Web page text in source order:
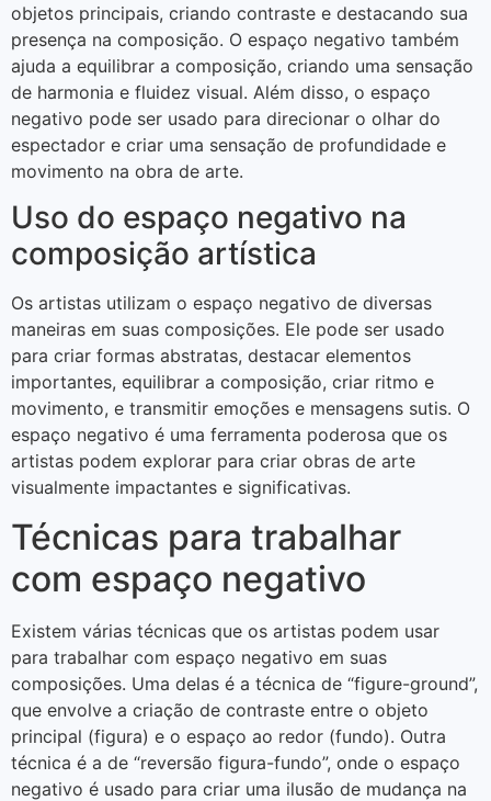
objetos principais, criando contraste e destacando sua
presença na composição. O espaço negativo também
ajuda a equilibrar a composição, criando uma sensação
de harmonia e fluidez visual. Além disso, o espaço
negativo pode ser usado para direcionar o olhar do
espectador e criar uma sensação de profundidade e
movimento na obra de arte.
Uso do espaço negativo na
composição artística
Os artistas utilizam o espaço negativo de diversas
maneiras em suas composições. Ele pode ser usado
para criar formas abstratas, destacar elementos
importantes, equilibrar a composição, criar ritmo e
movimento, e transmitir emoções e mensagens sutis. O
espaço negativo é uma ferramenta poderosa que os
artistas podem explorar para criar obras de arte
visualmente impactantes e significativas.
Técnicas para trabalhar
com espaço negativo
Existem várias técnicas que os artistas podem usar
para trabalhar com espaço negativo em suas
composições. Uma delas é a técnica de “figure-ground”,
que envolve a criação de contraste entre o objeto
principal (figura) e o espaço ao redor (fundo). Outra
técnica é a de “reversão figura-fundo”, onde o espaço
negativo é usado para criar uma ilusão de mudança na